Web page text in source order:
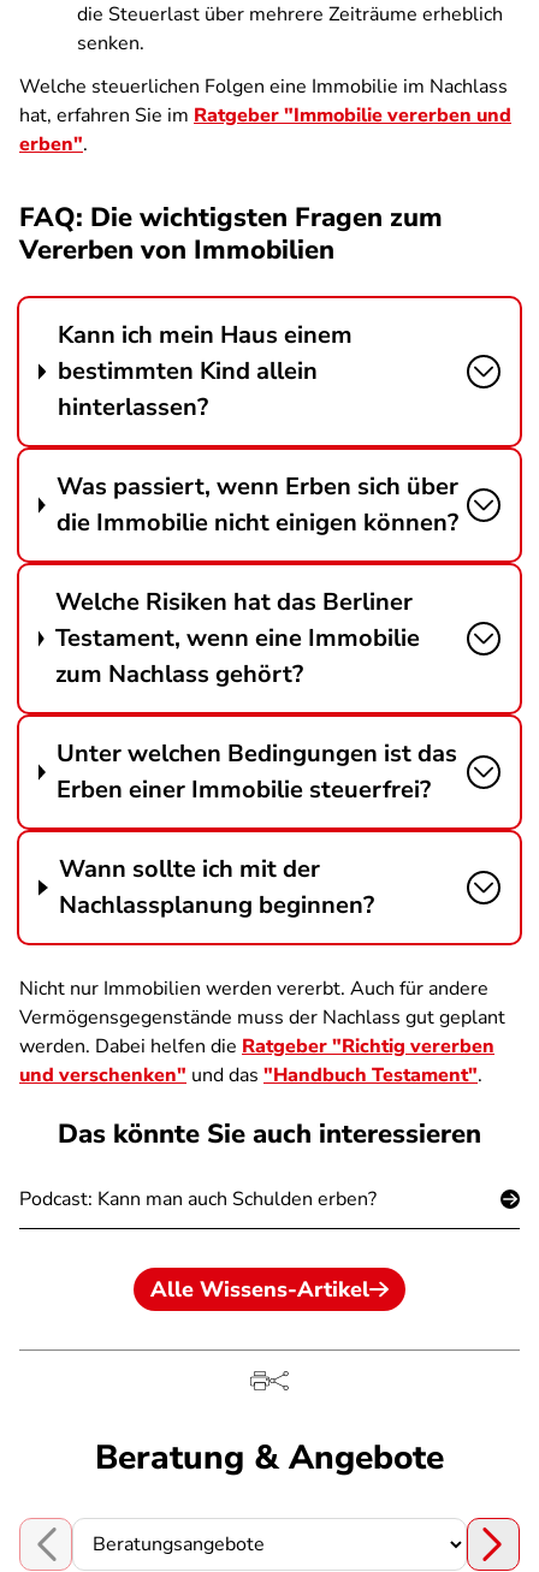
die Steuerlast über mehrere Zeiträume erheblich
senken.
Welche steuerlichen Folgen eine Immobilie im Nachlass
hat, erfahren Sie im Ratgeber "Immobilie vererben und
erben".
FAQ: Die wichtigsten Fragen zum
Vererben von Immobilien
Kann ich mein Haus einem
bestimmten Kind allein
hinterlassen?
Was passiert, wenn Erben sich über
die Immobilie nicht einigen können?
Welche Risiken hat das Berliner
Testament, wenn eine Immobilie
zum Nachlass gehört?
Unter welchen Bedingungen ist das
Erben einer Immobilie steuerfrei?
Wann sollte ich mit der
Nachlassplanung beginnen?
Nicht nur Immobilien werden vererbt. Auch für andere
Vermögensgegenstände muss der Nachlass gut geplant
werden. Dabei helfen die Ratgeber "Richtig vererben
und verschenken" und das "Handbuch Testament".
Das könnte Sie auch interessieren
Podcast: Kann man auch Schulden erben?
Alle Wissens-Artikel
Beratung & Angebote
Choose a section